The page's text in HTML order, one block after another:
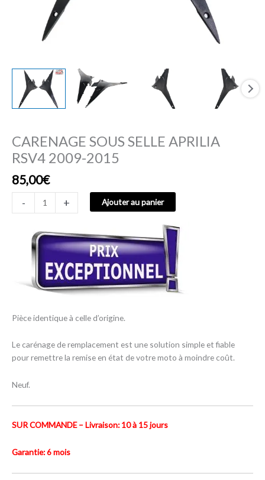
CARENAGE SOUS SELLE APRILIA
RSV4 2009-2015
85,00€
- + Ajouter au panier
Pièce identique à celle d’origine.
Le carénage de remplacement est une solution simple et fiable
pour remettre la remise en état de votre moto à moindre coût.
Neuf.
SUR COMMANDE – Livraison: 10 à 15 jours
Garantie: 6 mois